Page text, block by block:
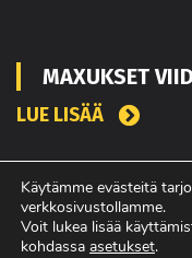
MAXUKSET
LUE LISÄÄ
Käytämme evästeitä
verkkosivustollamme.
Voit lukea lisää
kohdassa asetukset.